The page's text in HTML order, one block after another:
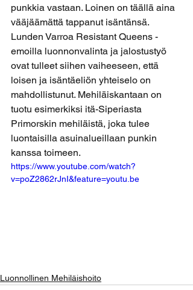
punkkia vastaan. Loinen on täällä aina
vääjäämättä tappanut isäntänsä.
Lunden Varroa Resistant Queens -
emoilla luonnonvalinta ja jalostustyö
ovat tulleet siihen vaiheeseen, että
loisen ja isäntäeliön yhteiselo on
mahdollistunut. Mehiläiskantaan on
tuotu esimerkiksi itä-Siperiasta
Primorskin mehiläistä, joka tulee
luontaisilla asuinalueillaan punkin
kanssa toimeen.
https://www.youtube.com/watch?
v=poZ2862rJnI&feature=youtu.be
Luonnollinen Mehiläishoito